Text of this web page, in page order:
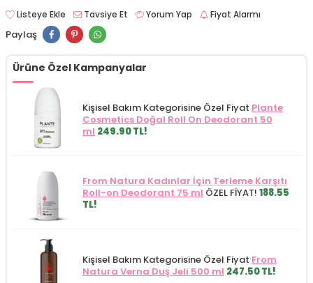
Listeye Ekle Tavsiye Et Yorum Yap Fiyat Alarmı
Paylaş
Ürüne Özel Kampanyalar
Kişisel Bakım Kategorisine Özel Fiyat Plante
Cosmetics Doğal Roll On Deodorant 50
ml 249.90 TL!
From Natura Kadınlar İçin Terleme Karşıtı
Roll-on Deodorant 75 ml ÖZEL FİYAT! 188.55
TL!
Kişisel Bakım Kategorisine Özel Fiyat From
Natura Verna Duş Jeli 500 ml 247.50 TL!